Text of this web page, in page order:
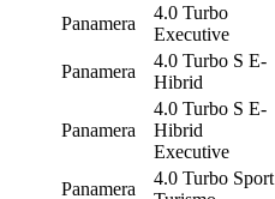
Panamera
4.0 Turbo
Executive
Panamera
4.0 Turbo S E-
Hibrid
Panamera
4.0 Turbo S E-
Hibrid
Executive
Panamera
4.0 Turbo Sport